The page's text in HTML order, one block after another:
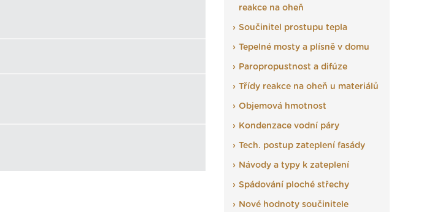
reakce na oheň
Součinitel prostupu tepla
Tepelné mosty a plísně v domu
Paropropustnost a difúze
Třídy reakce na oheň u materiálů
Objemová hmotnost
Kondenzace vodní páry
Tech. postup zateplení fasády
Návody a typy k zateplení
Spádování ploché střechy
Nové hodnoty součinitele